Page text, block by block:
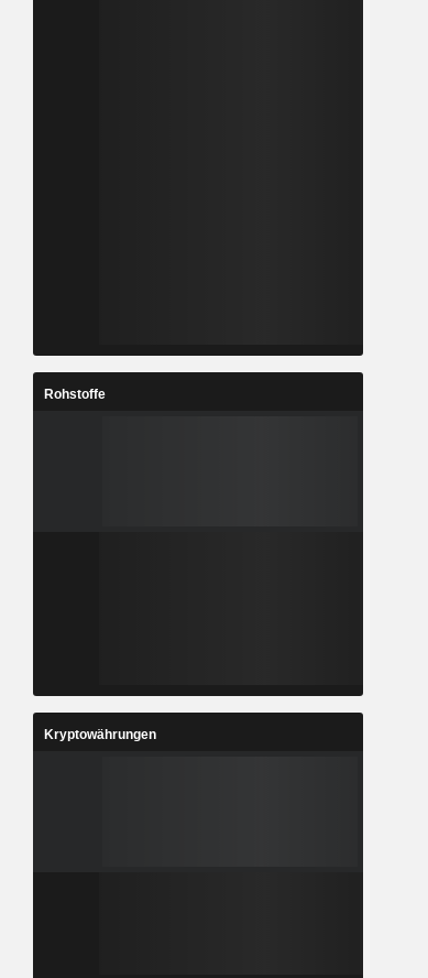
Rohstoffe
Kryptowährungen